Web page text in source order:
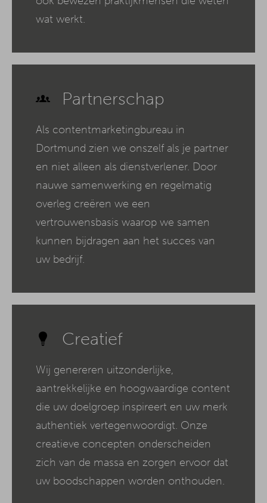
wat werkt.
Partnerschap
Als contentmarketingbureau in
Dortmund zien we onszelf als je partner
en niet alleen als dienstverlener. Door
nauwe samenwerking en regelmatig
overleg creëren we een
vertrouwensbasis waarop we samen
kunnen bijdragen aan het succes van
uw bedrijf.
Creatief
Wij genereren uitzonderlijke,
aantrekkelijke en hoogwaardige content
die uw doelgroep inspireert en uw merk
authentiek vertegenwoordigt. Onze
creatieve concepten onderscheiden
zich van de massa en zorgen ervoor dat
uw boodschappen worden onthouden.